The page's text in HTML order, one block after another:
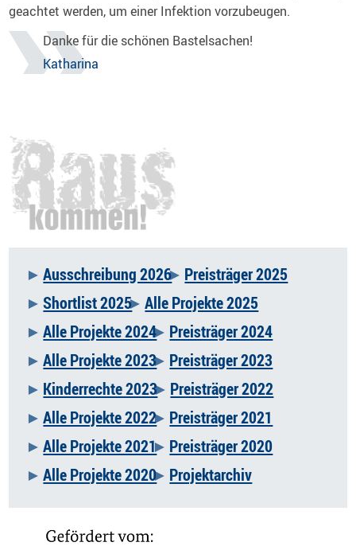
geachtet werden, um einer Infektion vorzubeugen.
Danke für die schönen Bastelsachen!
Katharina
Navigation
überspringen
Ausschreibung 2026
Preisträger 2025
Shortlist 2025 Alle Projekte 2025
Alle Projekte 2024
Preisträger 2024
Alle Projekte 2023
Preisträger 2023
Kinderrechte 2023
Preisträger 2022
Alle Projekte 2022
Preisträger 2021
Alle Projekte 2021
Preisträger 2020
Alle Projekte 2020
Projektarchiv